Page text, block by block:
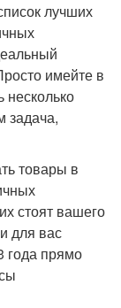
лучших
имейте в
несколько
задача,
товары в
стоят вашего
для вас
года прямо